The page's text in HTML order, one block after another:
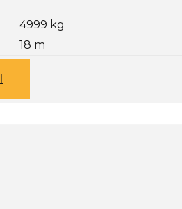
4999 kg
18 m